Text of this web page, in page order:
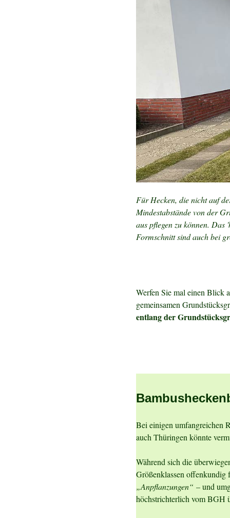
Werfen Sie mal einen Blick
gemeinsamen
entlang der
Für Hecken, die nicht auf
Mindestabstände von der
aus pflegen zu können.
Formschnitt sind auch bei
Bei einigen umfangreichen
auch Thüringen könnte
Während sich die
Größenklassen offenkundig
„Anpflanzungen“ – und
höchstrichterlich vom BGH